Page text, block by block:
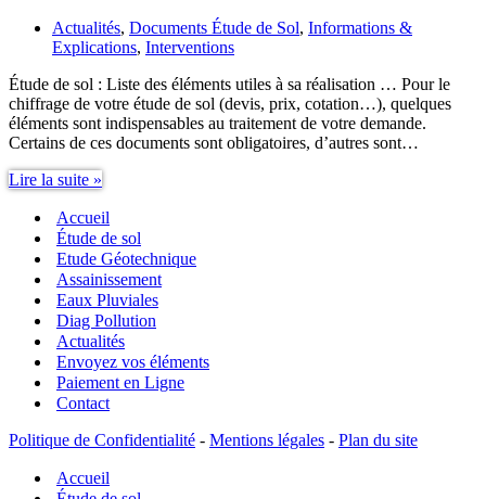
Actualités, Documents Étude de Sol, Informations &
Explications, Interventions
Étude de sol : Liste des éléments utiles à sa réalisation … Pour le
chiffrage de votre étude de sol (devis, prix, cotation…), quelques
éléments sont indispensables au traitement de votre demande.
Certains de ces documents sont obligatoires, d’autres sont…
Lire la suite »
sol,
Liste
des
éléments
utiles
à
sa
réalisation
Accueil
Étude de sol
Etude Géotechnique
Assainissement
Eaux Pluviales
Diag Pollution
Actualités
Envoyez vos éléments
Paiement en Ligne
Contact
Politique de Confidentialité - Mentions légales - Plan du site
Accueil